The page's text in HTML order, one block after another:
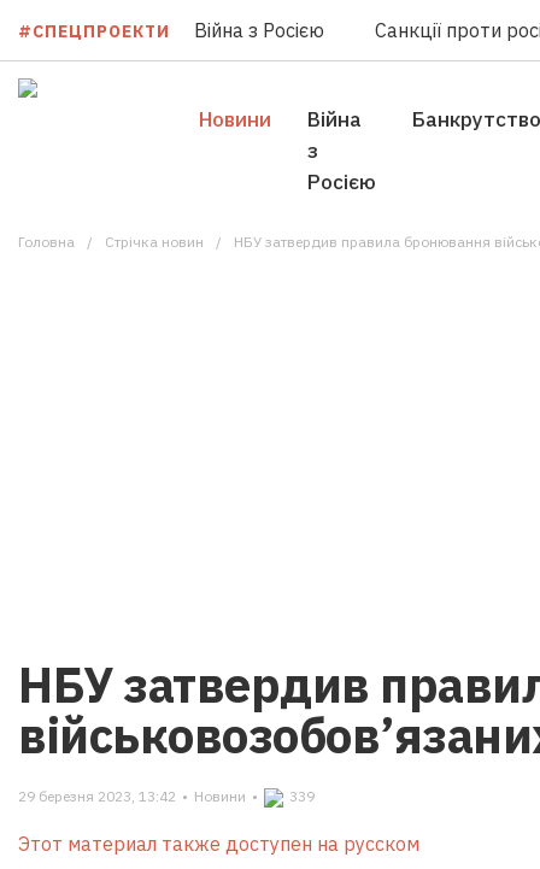
#СПЕЦПРОЕКТИ Війна з Росією Санкції проти
Новини
Війна
з
Росією
Банкрутство
Головна Стрічка новин НБУ затвердив правила бронювання
НБУ затвердив
29 березня 2023, 13:42 • Новини • 339
Этот материал также доступен на русском